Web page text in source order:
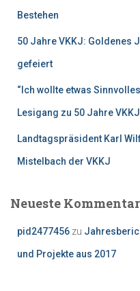
Bestehen
50 Jahre VKKJ: Goldenes
gefeiert
“Ich wollte etwas
Lesigang zu 50 Jahre VKKJ
Landtagspräsident Karl
Mistelbach der VKKJ
Neueste
pid2477456 zu
und Projekte aus 2017